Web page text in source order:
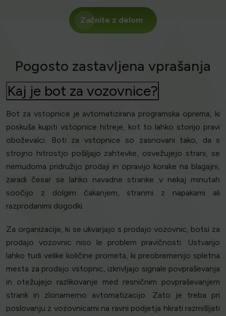
Začnite z delom
Pogosto zastavljena vprašanja
Kaj je bot za vozovnice?
Bot za vstopnice je avtomatizirana programska oprema, ki
poskuša kupiti vstopnice hitreje, kot to lahko storijo pravi
oboževalci. Boti za vstopnice so zasnovani tako, da s
strojno hitrostjo pošiljajo zahtevke, osvežujejo strani, se
nemudoma pridružijo prodaji in opravijo korake na blagajni,
zaradi česar se lahko navadne stranke v nekaj minutah
soočijo z dolgim čakanjem, stranmi z napakami ali
razprodanimi dogodki.
Za organizacije, ki se ukvarjajo s prodajo vozovnic, botsi za
prodajo vozovnic niso le problem pravičnosti. Ustvarijo
lahko tudi velike količine prometa, ki preobremenijo spletna
mesta za prodajo vstopnic, izkrivljajo signale povpraševanja
in otežujejo razlikovanje med resničnim povpraševanjem
strank in zlonamerno avtomatizacijo. Zato je treba pri
poslovanju z vozovnicami na ravni podjetja hkrati razmišljati